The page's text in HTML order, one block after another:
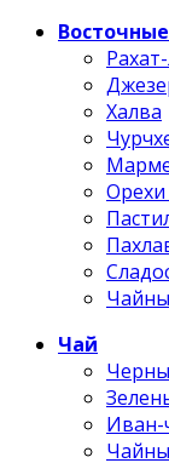
Халва
Орехи
Чай
Иван-